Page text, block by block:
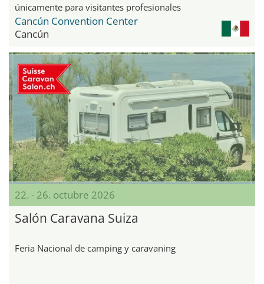
únicamente para visitantes profesionales
Cancún Convention Center
Cancún
22. - 26. octubre 2026
Salón Caravana Suiza
Feria Nacional de camping y caravaning